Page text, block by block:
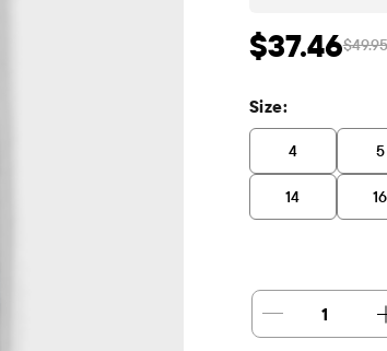
Prix ​​de vente:
$37.46$49.95
Size:
4 5
14 16
1